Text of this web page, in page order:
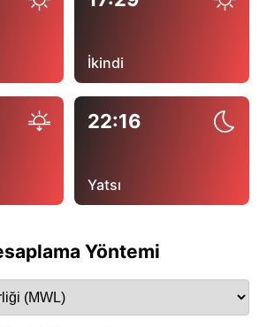
İkindi
22:16
Yatsı
Yöntemi